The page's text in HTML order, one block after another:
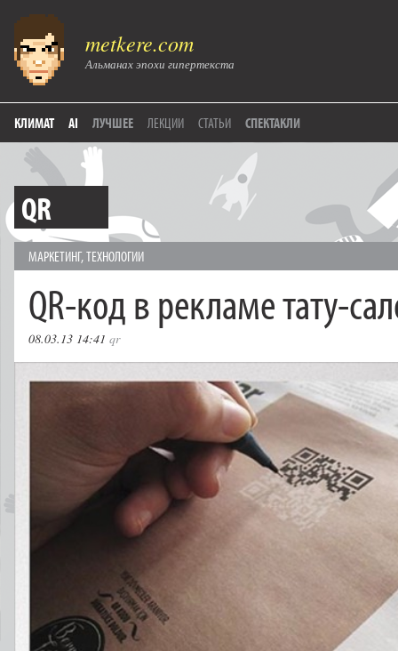
metkere.com
Альманах эпохи гипертекста
КЛИМАТ AI ЛУЧШЕЕ ЛЕКЦИИ СТАТЬИ СПЕКТАКЛИ
QR
МАРКЕТИНГ,ТЕХНОЛОГИИ
QR-код в рекламе тату-
08.03.13 14:41 qr